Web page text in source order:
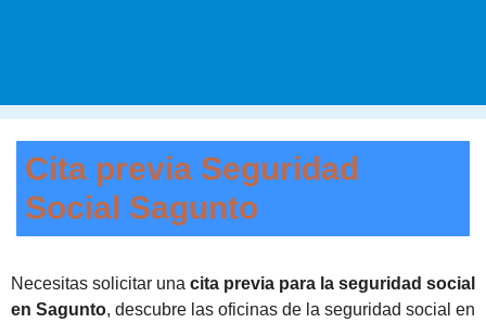
Cita previa Seguridad
Social Sagunto
Necesitas solicitar una cita previa para la seguridad social
en Sagunto, descubre las oficinas de la seguridad social en